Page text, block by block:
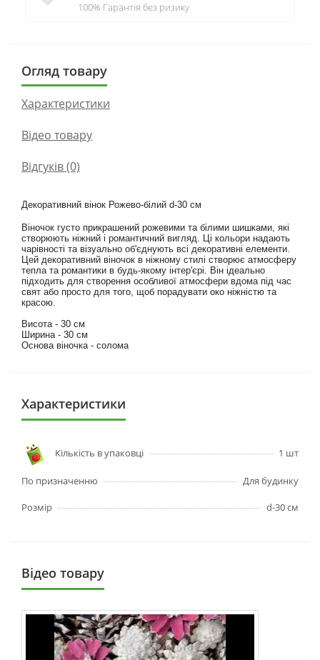
100% Гарантія без ризику
Огляд товару
Характеристики
Вiдео товару
Відгуків (0)
Декоративний вінок Рожево-білий d-30 см
Віночок густо прикрашений рожевими та білими шишками, які
створюють ніжний і романтичний вигляд. Ці кольори надають
чарівності та візуально об'єднують всі декоративні елементи.
Цей декоративний віночок в ніжному стилі створює атмосферу
тепла та романтики в будь-якому інтер'єрі. Він ідеально
підходить для створення особливої атмосфери вдома під час
свят або просто для того, щоб порадувати око ніжністю та
красою.
Висота - 30 см
Ширина - 30 см
Основа віночка - солома
Характеристики
Кількість в упаковці 1 шт
По призначенню Для будинку
Розмір d-30 см
Вiдео товару